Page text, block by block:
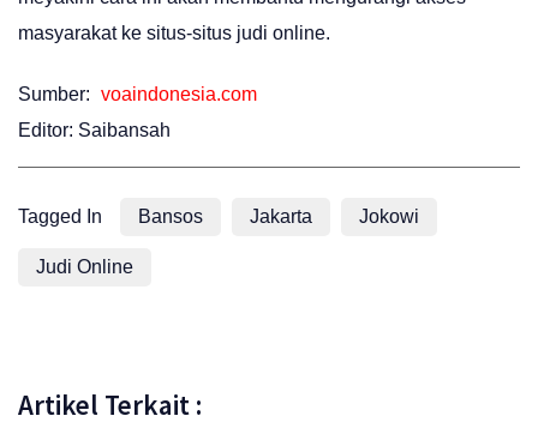
masyarakat ke situs-situs judi online.
Sumber: voaindonesia.com
Editor: Saibansah
Tagged In Bansos Jakarta Jokowi
Judi Online
Artikel Terkait :